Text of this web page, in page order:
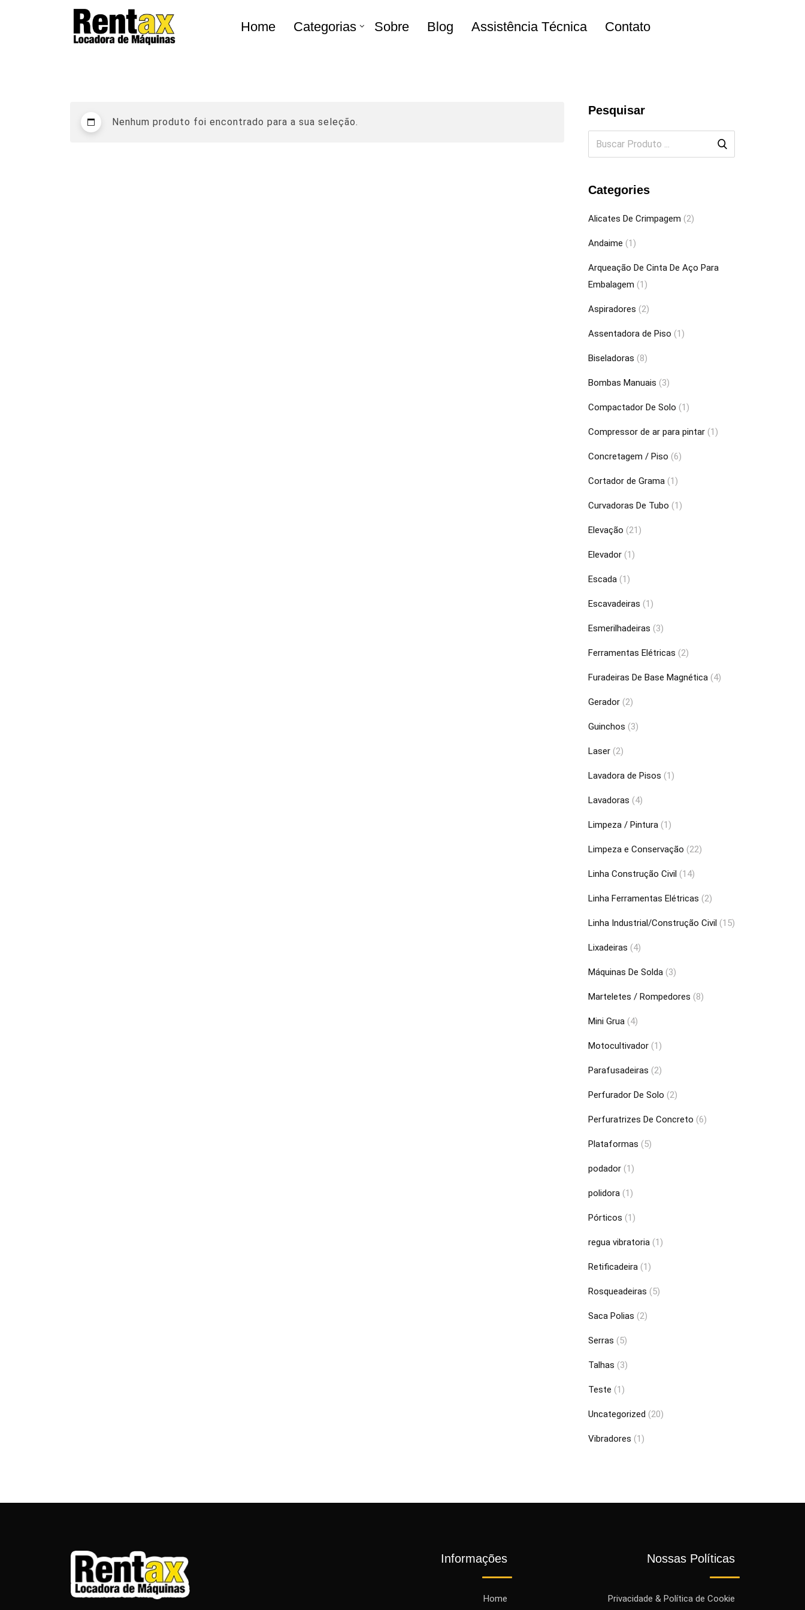
Home Categorias Sobre Blog Assistência Técnica Contato
Nenhum produto foi encontrado para a sua seleção.
Pesquisar
Categories
Alicates De Crimpagem (2)
Andaime (1)
Arqueação De Cinta De Aço Para
Embalagem (1)
Aspiradores (2)
Assentadora de Piso (1)
Biseladoras (8)
Bombas Manuais (3)
Compactador De Solo (1)
Compressor de ar para pintar (1)
Concretagem / Piso (6)
Cortador de Grama (1)
Curvadoras De Tubo (1)
Elevação (21)
Elevador (1)
Escada (1)
Escavadeiras (1)
Esmerilhadeiras (3)
Ferramentas Elétricas (2)
Furadeiras De Base Magnética (4)
Gerador (2)
Guinchos (3)
Laser (2)
Lavadora de Pisos (1)
Lavadoras (4)
Limpeza / Pintura (1)
Limpeza e Conservação (22)
Linha Construção Civil (14)
Linha Ferramentas Elétricas (2)
Linha Industrial/Construção Civil (15)
Lixadeiras (4)
Máquinas De Solda (3)
Marteletes / Rompedores (8)
Mini Grua (4)
Motocultivador (1)
Parafusadeiras (2)
Perfurador De Solo (2)
Perfuratrizes De Concreto (6)
Plataformas (5)
podador (1)
polidora (1)
Pórticos (1)
regua vibratoria (1)
Retificadeira (1)
Rosqueadeiras (5)
Saca Polias (2)
Serras (5)
Talhas (3)
Teste (1)
Uncategorized (20)
Vibradores (1)
Informações
Home
Nossas Políticas
Privacidade & Política de Cookie